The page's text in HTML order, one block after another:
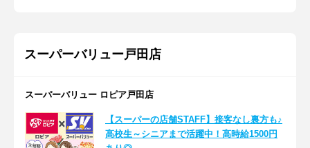
スーパーバリュー戸田店
スーパーバリュー ロピア戸田店
【スーパーの店舗STAFF】接客なし裏方も♪
高校生～シニアまで活躍中！高時給1500円